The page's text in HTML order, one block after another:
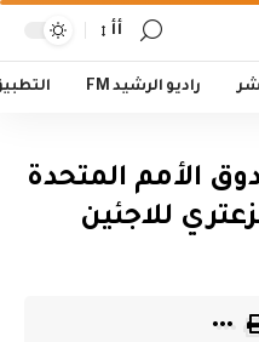
أأ
راديو الرشيد FM
الأمم المتحدة
للاجئين